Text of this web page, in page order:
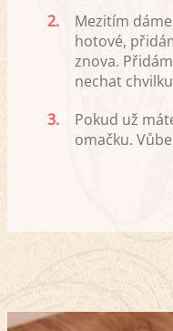
2.
Mezitím
hotové,
znova.
nechat
3.
Pokud už
omačku.